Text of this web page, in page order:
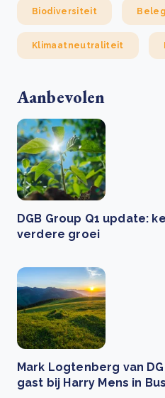
Biodiversiteit
Klimaatneutraliteit
Aanbevolen
DGB Group Q1 update:
verdere groei
Mark Logtenberg van
gast bij Harry Mens in